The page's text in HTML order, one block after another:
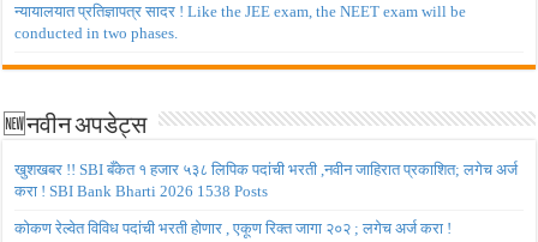
न्यायालयात प्रतिज्ञापत्र सादर ! Like the JEE exam, the NEET exam will be
conducted in two phases.
🆕नवीन अपडेट्स
खुशखबर !! SBI बँकेत १ हजार ५३८ लिपिक पदांची भरती ,नवीन जाहिरात प्रकाशित; लगेच अर्ज
करा ! SBI Bank Bharti 2026 1538 Posts
कोकण रेल्वेत विविध पदांची भरती होणार , एकूण रिक्त जागा २०२ ; लगेच अर्ज करा !